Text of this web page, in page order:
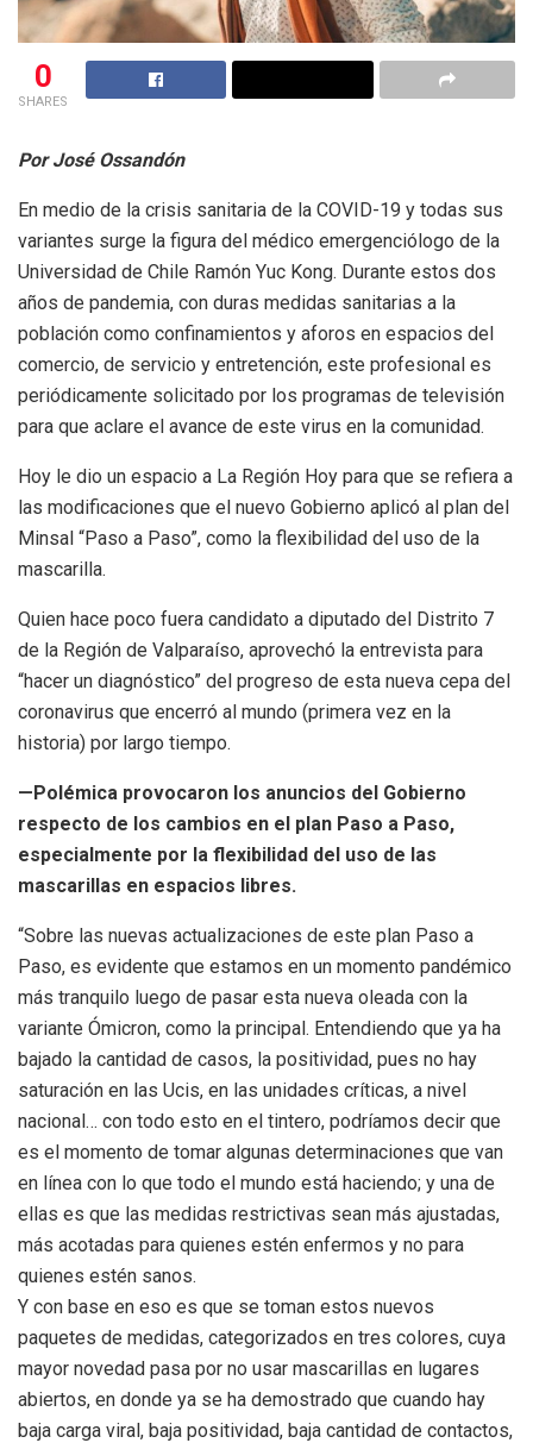
0
SHARES
Por José Ossandón
En medio de la crisis sanitaria de la COVID-19 y todas sus
variantes surge la figura del médico emergenciólogo de la
Universidad de Chile Ramón Yuc Kong. Durante estos dos
años de pandemia, con duras medidas sanitarias a la
población como confinamientos y aforos en espacios del
comercio, de servicio y entretención, este profesional es
periódicamente solicitado por los programas de televisión
para que aclare el avance de este virus en la comunidad.
Hoy le dio un espacio a La Región Hoy para que se refiera a
las modificaciones que el nuevo Gobierno aplicó al plan del
Minsal “Paso a Paso”, como la flexibilidad del uso de la
mascarilla.
Quien hace poco fuera candidato a diputado del Distrito 7
de la Región de Valparaíso, aprovechó la entrevista para
“hacer un diagnóstico” del progreso de esta nueva cepa del
coronavirus que encerró al mundo (primera vez en la
historia) por largo tiempo.
—Polémica provocaron los anuncios del Gobierno
respecto de los cambios en el plan Paso a Paso,
especialmente por la flexibilidad del uso de las
mascarillas en espacios libres.
“Sobre las nuevas actualizaciones de este plan Paso a
Paso, es evidente que estamos en un momento pandémico
más tranquilo luego de pasar esta nueva oleada con la
variante Ómicron, como la principal. Entendiendo que ya ha
bajado la cantidad de casos, la positividad, pues no hay
saturación en las Ucis, en las unidades críticas, a nivel
nacional… con todo esto en el tintero, podríamos decir que
es el momento de tomar algunas determinaciones que van
en línea con lo que todo el mundo está haciendo; y una de
ellas es que las medidas restrictivas sean más ajustadas,
más acotadas para quienes estén enfermos y no para
quienes estén sanos.
Y con base en eso es que se toman estos nuevos
paquetes de medidas, categorizados en tres colores, cuya
mayor novedad pasa por no usar mascarillas en lugares
abiertos, en donde ya se ha demostrado que cuando hay
baja carga viral, baja positividad, baja cantidad de contactos,